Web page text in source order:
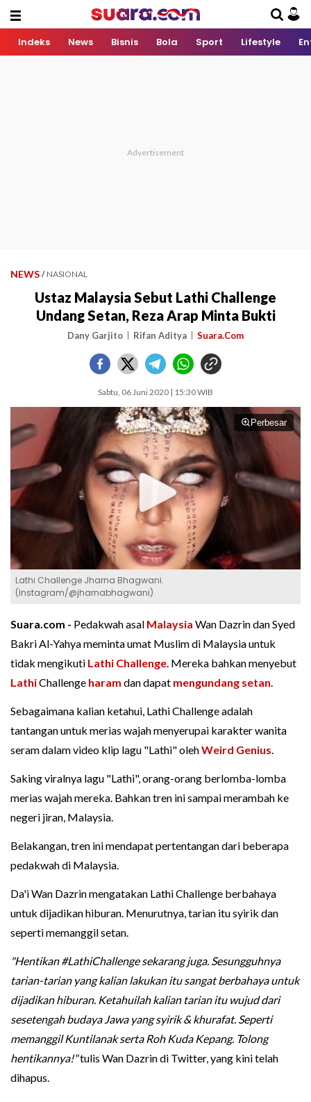
Indeks News Bisnis Bola Sport Lifestyle
NEWS / NASIONAL
Ustaz Malaysia Sebut Lathi Challenge
Undang Setan, Reza Arap Minta Bukti
Dany Garjito Rifan Aditya Suara.Com
Sabtu, 06 Juni 2020 | 15:30 WIB
Perbesar
Lathi Challenge Jharna Bhagwani.
(Instagram/@jharnabhagwani)
Suara.com - Pedakwah asal Malaysia Wan Dazrin dan Syed
Bakri Al-Yahya meminta umat Muslim di Malaysia untuk
tidak mengikuti Lathi Challenge. Mereka bahkan menyebut
LathiChallenge haram dan dapat mengundang setan.
Sebagaimana kalian ketahui, Lathi Challenge adalah
tantangan untuk merias wajah menyerupai karakter wanita
seram dalam video klip lagu "Lathi" olehWeird Genius.
Saking viralnya lagu "Lathi", orang-orang berlomba-lomba
merias wajah mereka. Bahkan tren ini sampai merambah ke
negeri jiran, Malaysia.
Belakangan, tren ini mendapat pertentangan dari beberapa
pedakwah di Malaysia.
Da'i Wan Dazrin mengatakan Lathi Challenge berbahaya
untuk dijadikan hiburan. Menurutnya, tarian itu syirik dan
seperti memanggil setan.
"Hentikan #LathiChallenge sekarang juga. Sesungguhnya
tarian-tarian yang kalian lakukan itu sangat berbahaya untuk
dijadikan hiburan. Ketahuilah kalian tarian itu wujud dari
sesetengah budaya Jawa yang syirik & khurafat. Seperti
memanggil Kuntilanak serta Roh Kuda Kepang. Tolong
hentikannya!"tulis Wan Dazrin di Twitter, yang kini telah
dihapus.